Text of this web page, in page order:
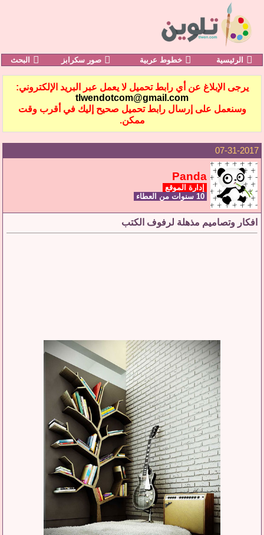
الرئيسية خطوط عربية صور سكرابز البحث
يرجى الإبلاغ عن أي رابط تحميل لا يعمل عبر البريد الإلكتروني:
tlwendotcom@gmail.com
وسنعمل على إرسال رابط تحميل صحيح إليك في أقرب وقت
ممكن.
07-31-2017
Panda
إدارة الموقع
افكار وتصاميم مذهلة لرفوف الكتب